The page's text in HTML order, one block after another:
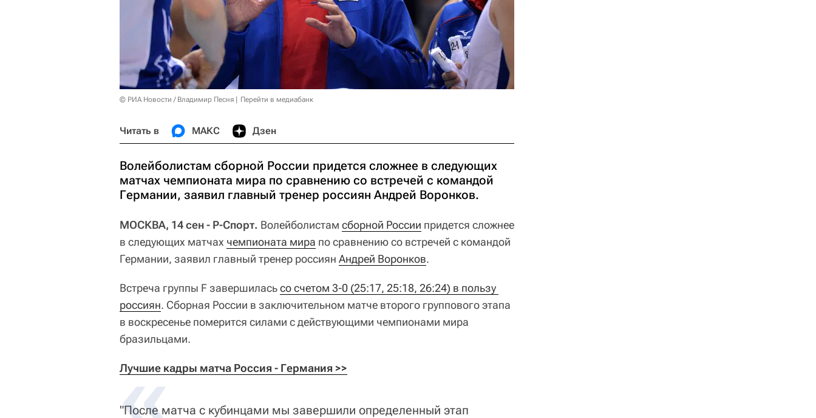
© РИА Новости / Владимир Песня Перейти в медиабанк
Читать в МАКС Дзен
Волейболистам сборной России придется сложнее в следующих
матчах чемпионата мира по сравнению со встречей с командой
Германии, заявил главный тренер россиян Андрей Воронков.
МОСКВА, 14 сен - Р-Спорт. Волейболистам сборной России придется сложнее
в следующих матчах чемпионата мира по сравнению со встречей с командой
Германии, заявил главный тренер россиян Андрей Воронков.
Встреча группы F завершиласьсо счетом 3-0 (25:17, 25:18, 26:24) в пользу
россиян. Сборная России в заключительном матче второго группового этапа
в воскресенье померится силами с действующими чемпионами мира
бразильцами.
Лучшие кадры матча Россия - Германия >>
"После матча с кубинцами мы завершили определенный этап